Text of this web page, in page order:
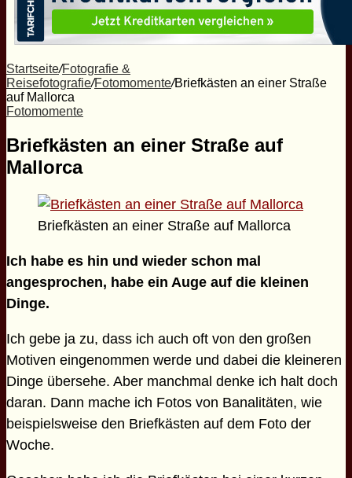
Startseite/Fotografie &
Reisefotografie/Fotomomente/Briefkästen an einer Straße
auf Mallorca
Fotomomente
Briefkästen an einer Straße auf
Mallorca
Briefkästen an einer Straße auf Mallorca
Ich habe es hin und wieder schon mal
angesprochen, habe ein Auge auf die kleinen
Dinge.
Ich gebe ja zu, dass ich auch oft von den großen
Motiven eingenommen werde und dabei die kleineren
Dinge übersehe. Aber manchmal denke ich halt doch
daran. Dann mache ich Fotos von Banalitäten, wie
beispielsweise den Briefkästen auf dem Foto der
Woche.